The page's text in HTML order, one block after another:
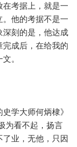
考据上，就是一
。他的考据不是一
深刻的是，他达成
完成后，在给我的
。
学大师何炳棣》
为看不起，扬言
业，无他，只因